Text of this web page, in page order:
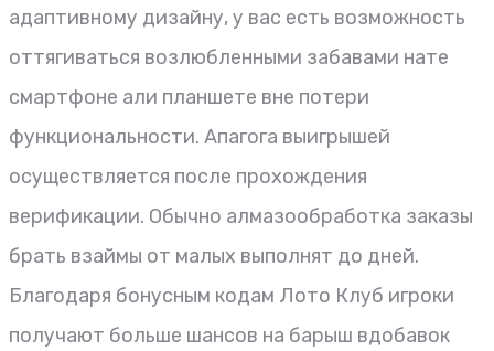
адаптивному дизайну, у вас есть возможность
оттягиваться возлюбленными забавами нате
смартфоне али планшете вне потери
функциональности. Апагога выигрышей
осуществляется после прохождения
верификации. Обычно алмазообработка заказы
брать взаймы от малых выполнят до дней.
Благодаря бонусным кодам Лото Клуб игроки
получают больше шансов на барыш вдобавок